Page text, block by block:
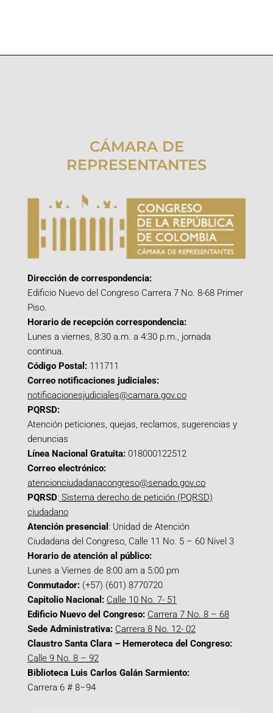
CÁMARA DE
REPRESENTANTES
Dirección de correspondencia:
Edificio Nuevo del Congreso Carrera 7 No. 8-68 Primer
Piso.
Horario de recepción correspondencia:
Lunes a viernes, 8:30 a.m. a 4:30 p.m., jornada
continua.
Código Postal: 111711
Correo notificaciones judiciales:
notificacionesjudiciales@camara.gov.co
PQRSD:
Atención peticiones, quejas, reclamos, sugerencias y
denuncias
Línea Nacional Gratuita: 018000122512
Correo electrónico:
atencionciudadanacongreso@senado.gov.co
PQRSD: Sistema derecho de petición (PQRSD)
ciudadano
Atención presencial : Unidad de Atención
Ciudadana del Congreso, Calle 11 No. 5 – 60 Nivel 3
Horario de atención al público:
Lunes a Viernes de 8:00 am a 5:00 pm
Conmutador: (+57) (601) 8770720
Capitolio Nacional: Calle 10 No. 7- 51
Edificio Nuevo del Congreso: Carrera 7 No. 8 – 68
Sede Administrativa: Carrera 8 No. 12- 02
Claustro Santa Clara – Hemeroteca del Congreso:
Calle 9 No. 8 – 92
Biblioteca Luis Carlos Galán Sarmiento:
Carrera 6 # 8–94